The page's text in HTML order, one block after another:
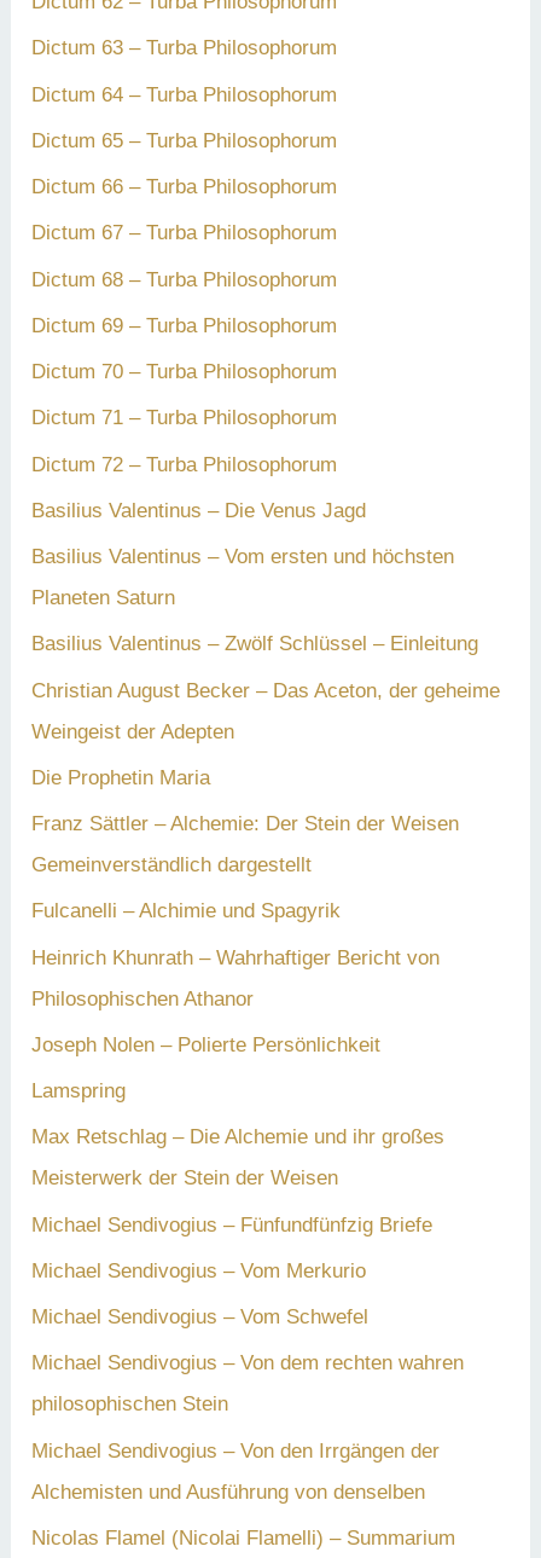
Dictum 63 – Turba Philosophorum
Dictum 64 – Turba Philosophorum
Dictum 65 – Turba Philosophorum
Dictum 66 – Turba Philosophorum
Dictum 67 – Turba Philosophorum
Dictum 68 – Turba Philosophorum
Dictum 69 – Turba Philosophorum
Dictum 70 – Turba Philosophorum
Dictum 71 – Turba Philosophorum
Dictum 72 – Turba Philosophorum
Basilius Valentinus – Die Venus Jagd
Basilius Valentinus – Vom ersten und höchsten
Planeten Saturn
Basilius Valentinus – Zwölf Schlüssel – Einleitung
Christian August Becker – Das Aceton, der geheime
Weingeist der Adepten
Die Prophetin Maria
Franz Sättler – Alchemie: Der Stein der Weisen
Gemeinverständlich dargestellt
Fulcanelli – Alchimie und Spagyrik
Heinrich Khunrath – Wahrhaftiger Bericht von
Philosophischen Athanor
Joseph Nolen – Polierte Persönlichkeit
Lamspring
Max Retschlag – Die Alchemie und ihr großes
Meisterwerk der Stein der Weisen
Michael Sendivogius – Fünfundfünfzig Briefe
Michael Sendivogius – Vom Merkurio
Michael Sendivogius – Vom Schwefel
Michael Sendivogius – Von dem rechten wahren
philosophischen Stein
Michael Sendivogius – Von den Irrgängen der
Alchemisten und Ausführung von denselben
Nicolas Flamel (Nicolai Flamelli) – Summarium